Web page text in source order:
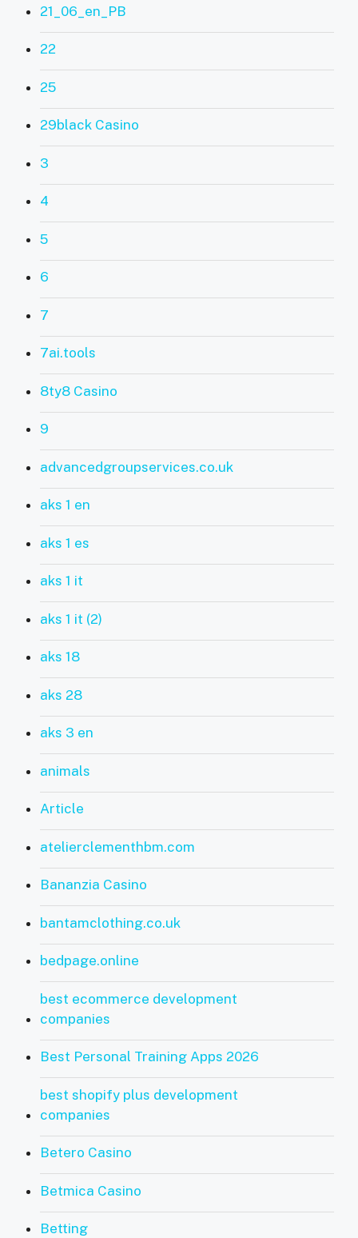
21_06_en_PB
22
25
29black Casino
3
4
5
6
7
7ai.tools
8ty8 Casino
9
advancedgroupservices.co.uk
aks 1 en
aks 1 es
aks 1 it
aks 1 it (2)
aks 18
aks 28
aks 3 en
animals
Article
atelierclementhbm.com
Bananzia Casino
bantamclothing.co.uk
bedpage.online
best ecommerce development
companies
Best Personal Training Apps 2026
best shopify plus development
companies
Betero Casino
Betmica Casino
Betting